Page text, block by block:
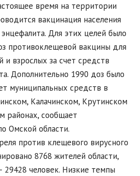
время на территории
вакцинация населения
Для этих целей было
противоклещевой вакцины для
и взрослых за счет средств
Дополнительно 1990 доз было
муниципальных средств в
Калачинском, Крутинском
районах, сообщает
Омской области.
против клещевого вирусного
8768 жителей области,
29428 человек. Низкие темпы